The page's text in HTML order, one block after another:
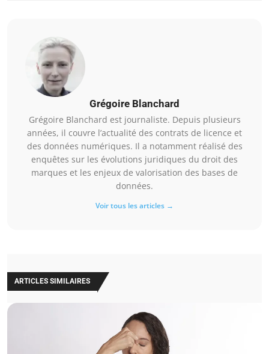
Grégoire Blanchard
Grégoire Blanchard est journaliste. Depuis plusieurs
années, il couvre l’actualité des contrats de licence et
des données numériques. Il a notamment réalisé des
enquêtes sur les évolutions juridiques du droit des
marques et les enjeux de valorisation des bases de
données.
Voir tous les articles →
ARTICLES SIMILAIRES